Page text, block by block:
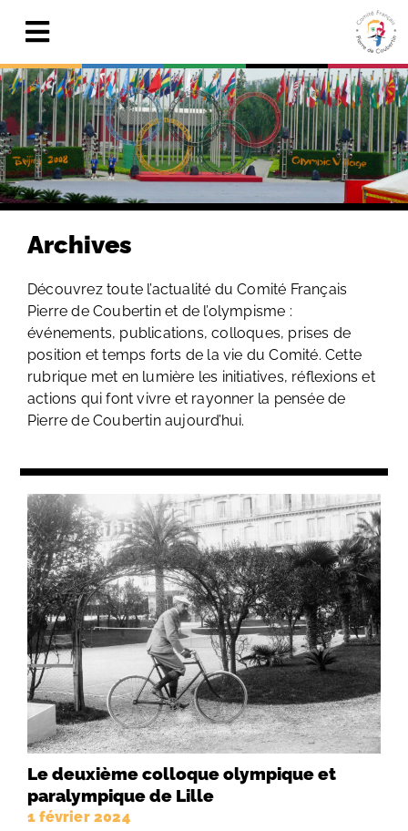
contentToggle
Navigation
Actualités
Le Comité
Pierre de Coubertin
Adhérer & faire un don
Search
for:
Archives
Découvrez toute l’actualité du Comité Français
Pierre de Coubertin et de l’olympisme :
événements, publications, colloques, prises de
position et temps forts de la vie du Comité. Cette
rubrique met en lumière les initiatives, réflexions et
actions qui font vivre et rayonner la pensée de
Pierre de Coubertin aujourd’hui.
Le deuxième colloque olympique et
paralympique de Lille
1 février 2024